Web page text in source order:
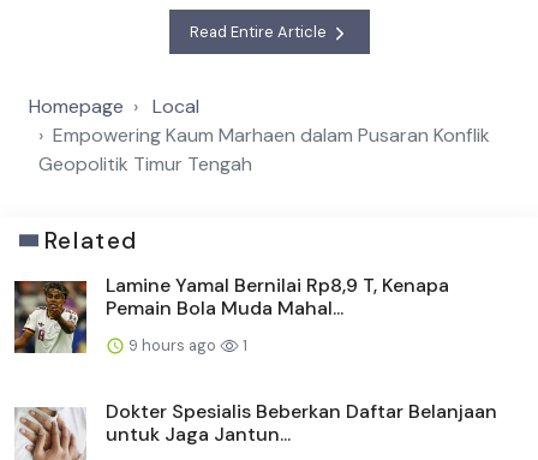
Read Entire Article
Homepage
Local
Empowering Kaum Marhaen dalam Pusaran Konflik
Geopolitik Timur Tengah
Related
Lamine Yamal Bernilai Rp8,9 T, Kenapa
Pemain Bola Muda Mahal...
9 hours ago 1
Dokter Spesialis Beberkan Daftar Belanjaan
untuk Jaga Jantun...